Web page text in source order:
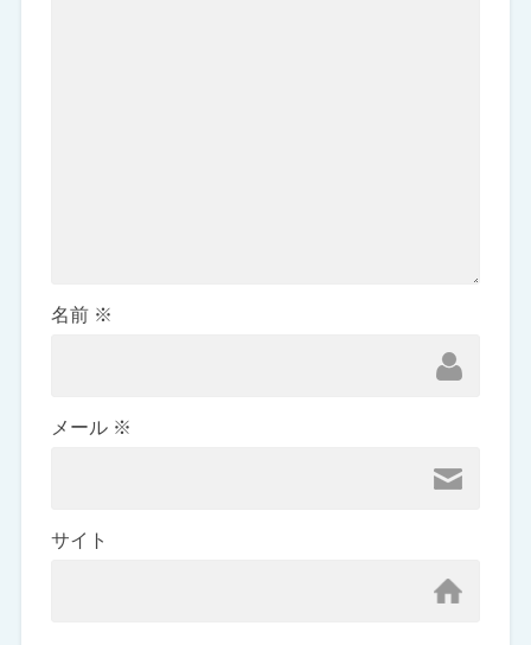
名前 ※
メール ※
サイト